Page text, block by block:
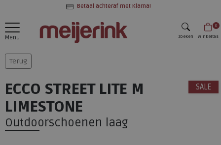
Betaal achteraf met Klarna!
Menu zoeken
0
Winkeltas
Terug
SALE
ECCO STREET LITE M
LIMESTONE
Outdoorschoenen laag